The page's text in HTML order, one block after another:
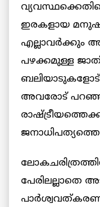
ഇരകളായ
എല്ലാവര്‍ക്കും
പഴക്കമുള്ള
അവരോട്
പേരിലല്ലാതെ